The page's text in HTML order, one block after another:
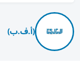
(أ.ف.ب)